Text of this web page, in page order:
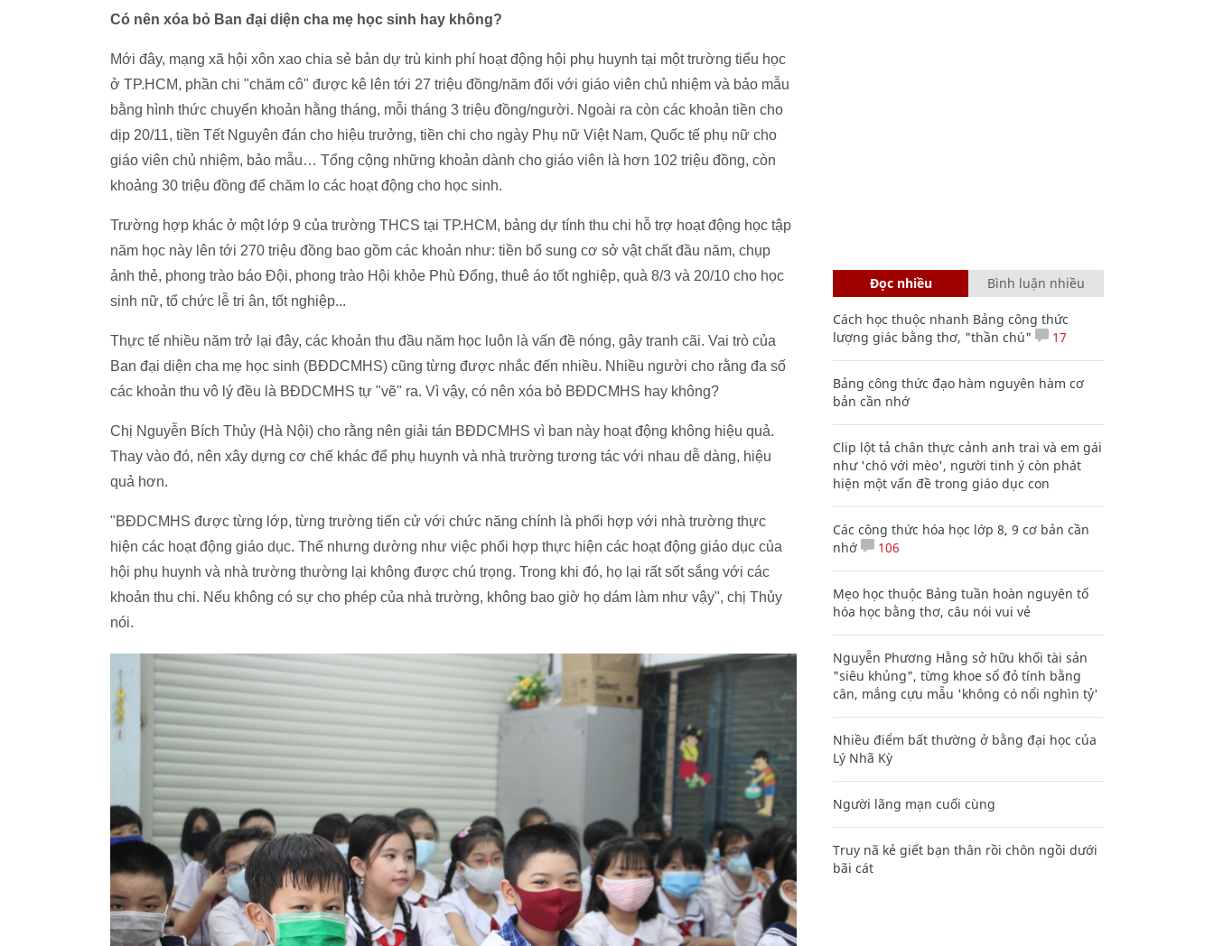
Có nên xóa bỏ Ban đại diện cha mẹ học sinh hay không?
Mới đây, mạng xã hội xôn xao chia sẻ bản dự trù kinh phí hoạt động hội phụ huynh tại một trường tiểu học
ở TP.HCM, phần chi "chăm cô" được kê lên tới 27 triệu đồng/năm đối với giáo viên chủ nhiệm và bảo mẫu
bằng hình thức chuyển khoản hằng tháng, mỗi tháng 3 triệu đồng/người. Ngoài ra còn các khoản tiền cho
dịp 20/11, tiền Tết Nguyên đán cho hiệu trưởng, tiền chi cho ngày Phụ nữ Việt Nam, Quốc tế phụ nữ cho
giáo viên chủ nhiệm, bảo mẫu… Tổng cộng những khoản dành cho giáo viên là hơn 102 triệu đồng, còn
khoảng 30 triệu đồng để chăm lo các hoạt động cho học sinh.
Trường hợp khác ở một lớp 9 của trường THCS tại TP.HCM, bảng dự tính thu chi hỗ trợ hoạt động học tập
năm học này lên tới 270 triệu đồng bao gồm các khoản như: tiền bổ sung cơ sở vật chất đầu năm, chụp
ảnh thẻ, phong trào báo Đội, phong trào Hội khỏe Phù Đổng, thuê áo tốt nghiệp, quà 8/3 và 20/10 cho học
sinh nữ, tổ chức lễ tri ân, tốt nghiệp...
Thực tế nhiều năm trở lại đây, các khoản thu đầu năm học luôn là vấn đề nóng, gây tranh cãi. Vai trò của
Ban đại diện cha mẹ học sinh (BĐDCMHS) cũng từng được nhắc đến nhiều. Nhiều người cho rằng đa số
các khoản thu vô lý đều là BĐDCMHS tự "vẽ" ra. Vì vậy, có nên xóa bỏ BĐDCMHS hay không?
Chị Nguyễn Bích Thủy (Hà Nội) cho rằng nên giải tán BĐDCMHS vì ban này hoạt động không hiệu quả.
Thay vào đó, nên xây dựng cơ chế khác để phụ huynh và nhà trường tương tác với nhau dễ dàng, hiệu
quả hơn.
"BĐDCMHS được từng lớp, từng trường tiến cử với chức năng chính là phối hợp với nhà trường thực
hiện các hoạt động giáo dục. Thế nhưng dường như việc phối hợp thực hiện các hoạt động giáo dục của
hội phụ huynh và nhà trường thường lại không được chú trọng. Trong khi đó, họ lại rất sốt sắng với các
khoản thu chi. Nếu không có sự cho phép của nhà trường, không bao giờ họ dám làm như vậy", chị Thủy
nói.
Đọc nhiều Bình luận nhiều
Cách học thuộc nhanh Bảng công thức
lượng giác bằng thơ, "thần chú"
17
Bảng công thức đạo hàm nguyên hàm cơ
bản cần nhớ
Clip lột tả chân thực cảnh anh trai và em gái
như 'chó với mèo', người tinh ý còn phát
hiện một vấn đề trong giáo dục con
Các công thức hóa học lớp 8, 9 cơ bản cần
nhớ
106
Mẹo học thuộc Bảng tuần hoàn nguyên tố
hóa học bằng thơ, câu nói vui vẻ
Nguyễn Phương Hằng sở hữu khối tài sản
"siêu khủng", từng khoe sổ đỏ tính bằng
cân, mắng cựu mẫu 'không có nổi nghìn tỷ'
Nhiều điểm bất thường ở bằng đại học của
Lý Nhã Kỳ
Người lãng mạn cuối cùng
Truy nã kẻ giết bạn thân rồi chôn ngồi dưới
bãi cát